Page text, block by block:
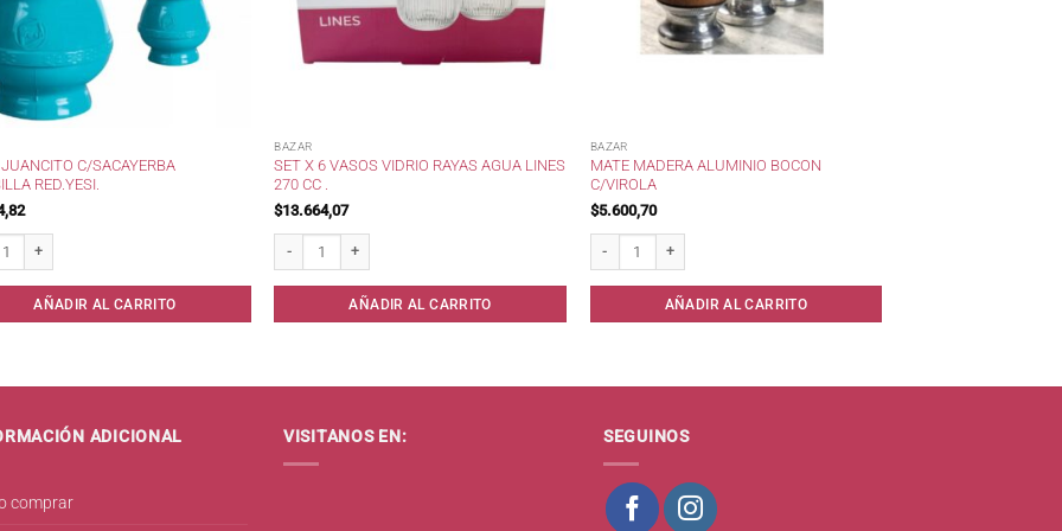
C/SACAYERBA
RED.YESI.
AÑADIR AL CARRITO
BAZAR
SET X 6 VASOS VIDRIO RAYAS AGUA LINES
270 CC .
$13.664,07
AÑADIR AL CARRITO
BAZAR
MATE MADERA ALUMINIO BOCON
C/VIROLA
$5.600,70
AÑADIR AL CARRITO
ADICIONAL
comprar
VISITANOS EN: SEGUINOS